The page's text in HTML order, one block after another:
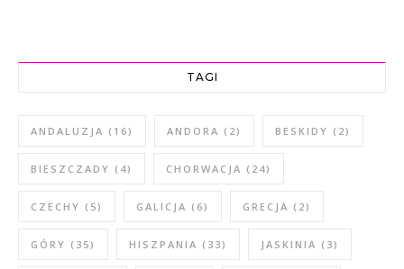
TAGI
ANDALUZJA (16) ANDORA (2) BESKIDY (2)
BIESZCZADY (4) CHORWACJA (24)
CZECHY (5) GALICJA (6) GRECJA (2)
GÓRY (35) HISZPANIA (33) JASKINIA (3)